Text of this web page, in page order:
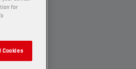
for
Cookies